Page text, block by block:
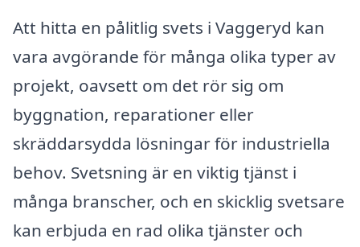
Att hitta en pålitlig svets i Vaggeryd kan
vara avgörande för många olika typer av
projekt, oavsett om det rör sig om
byggnation, reparationer eller
skräddarsydda lösningar för industriella
behov. Svetsning är en viktig tjänst i
många branscher, och en skicklig svetsare
kan erbjuda en rad olika tjänster och